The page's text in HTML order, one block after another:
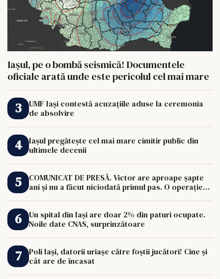
Iașul, pe o bombă seismică! Documentele
oficiale arată unde este pericolul cel mai mare
UMF Iași contestă acuzațiile aduse la ceremonia
de absolvire
Iașul pregătește cel mai mare cimitir public din
ultimele decenii
COMUNICAT DE PRESĂ. Victor are aproape șapte
ani și nu a făcut niciodată primul pas. O operație
Un spital din Iași are doar 2% din paturi ocupate.
Noile date CNAS, surprinzătoare
Poli Iași, datorii uriașe către foștii jucători! Cine și
cât are de încasat